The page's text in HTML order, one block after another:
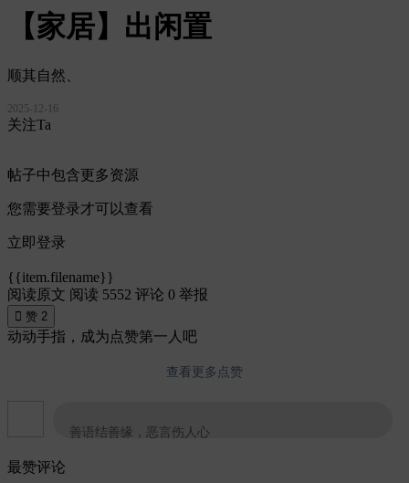
【家居】出闲置
顺其自然、
2025-12-16
关注Ta
帖子中包含更多资源
您需要登录才可以查看
立即登录
{{item.filename}}
阅读原文 阅读 5552 评论 0 举报
 赞 2
动动手指，成为点赞第一人吧
查看更多点赞
善语结善缘，恶言伤人心
最赞评论